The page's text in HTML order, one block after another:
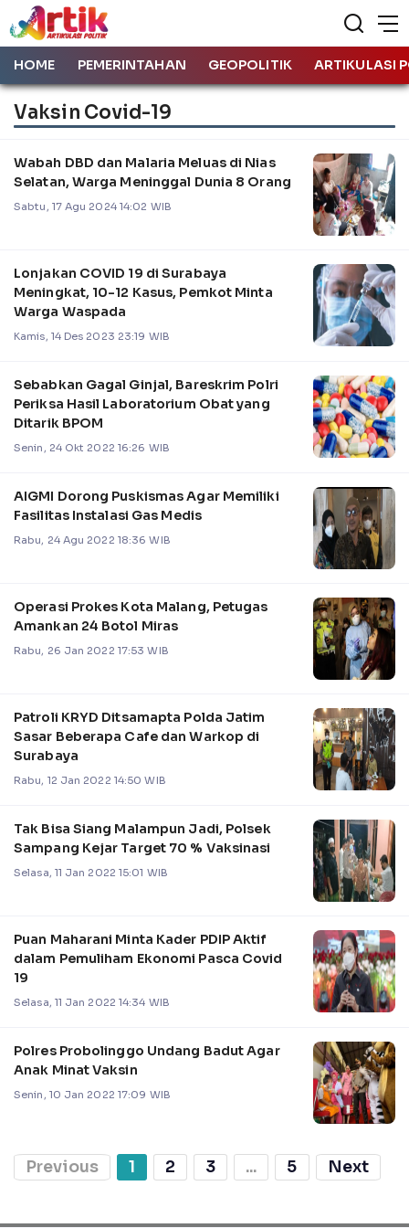
HOME PEMERINTAHAN GEOPOLITIK ARTIKULASI
Vaksin Covid-19
Wabah DBD dan Malaria Meluas di Nias
Selatan, Warga Meninggal Dunia 8 Orang
Sabtu, 17 Agu 2024 14:02 WIB
Lonjakan COVID 19 di Surabaya
Meningkat, 10-12 Kasus, Pemkot Minta
Warga Waspada
Kamis, 14 Des 2023 23:19 WIB
Sebabkan Gagal Ginjal, Bareskrim Polri
Periksa Hasil Laboratorium Obat yang
Ditarik BPOM
Senin, 24 Okt 2022 16:26 WIB
AIGMI Dorong Puskismas Agar Memiliki
Fasilitas Instalasi Gas Medis
Rabu, 24 Agu 2022 18:36 WIB
Operasi Prokes Kota Malang, Petugas
Amankan 24 Botol Miras
Rabu, 26 Jan 2022 17:53 WIB
Patroli KRYD Ditsamapta Polda Jatim
Sasar Beberapa Cafe dan Warkop di
Surabaya
Rabu, 12 Jan 2022 14:50 WIB
Tak Bisa Siang Malampun Jadi, Polsek
Sampang Kejar Target 70 % Vaksinasi
Selasa, 11 Jan 2022 15:01 WIB
Puan Maharani Minta Kader PDIP Aktif
dalam Pemuliham Ekonomi Pasca Covid
19
Selasa, 11 Jan 2022 14:34 WIB
Polres Probolinggo Undang Badut Agar
Anak Minat Vaksin
Senin, 10 Jan 2022 17:09 WIB
Previous 1 2 3 ... 5 Next